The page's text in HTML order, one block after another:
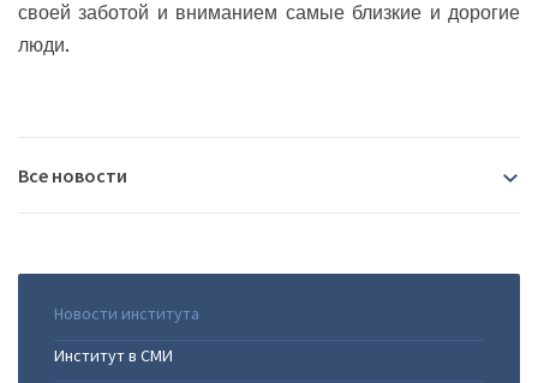
своей заботой и вниманием самые близкие и дорогие
люди.
Все новости
международный демографический форум
29.07.2026|Сотрудница Института Фаворского -
2025
Новости института
Институт в СМИ